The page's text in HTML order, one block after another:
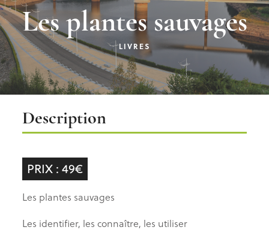
Les plantes sauvages
LIVRES
Description
Description
PRIX : 49€
Les plantes sauvages
Les identifier, les connaître, les utiliser